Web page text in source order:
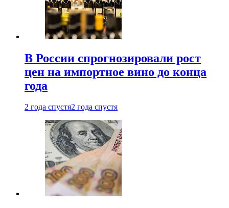
В России спрогнозировали рост
цен на импортное вино до конца
года
2 года спустя2 года спустя